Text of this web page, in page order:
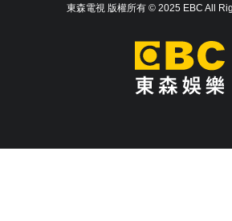
東森電視 版權所有 © 2025 EBC All